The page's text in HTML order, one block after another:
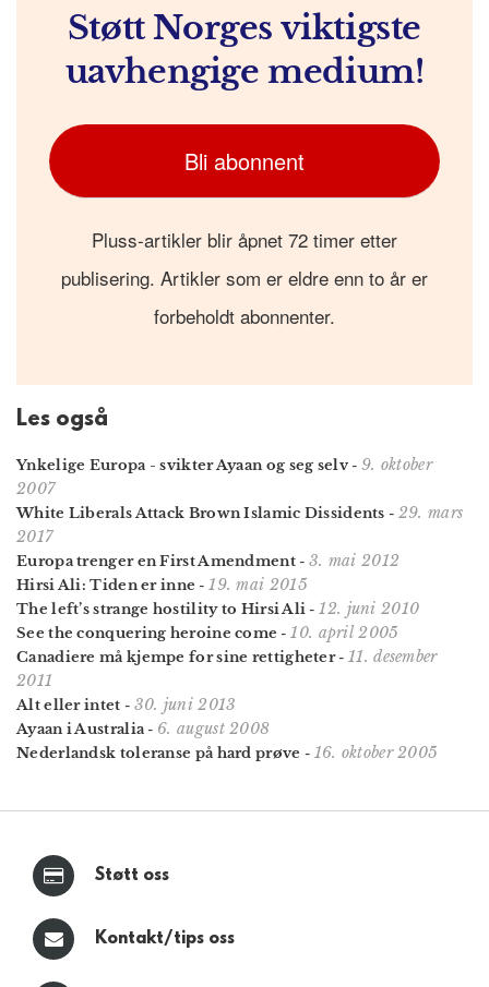
Støtt Norges viktigste
uavhengige medium!
Bli abonnent
Pluss-artikler blir åpnet 72 timer etter
publisering. Artikler som er eldre enn to år er
forbeholdt abonnenter.
Les også
Ynkelige Europa - svikter Ayaan og seg selv- 9. oktober
2007
White Liberals Attack Brown Islamic Dissidents - 29. mars
2017
Europa trenger en First Amendment- 3. mai 2012
Hirsi Ali: Tiden er inne -19. mai 2015
The left’s strange hostility to Hirsi Ali -12. juni 2010
See the conquering heroine come -10. april 2005
Canadiere må kjempe for sine rettigheter- 11. desember
2011
Alt eller intet - 30. juni 2013
Ayaan i Australia - 6. august 2008
Nederlandsk toleranse på hard prøve - 16. oktober 2005
Støtt oss
Kontakt/tips oss